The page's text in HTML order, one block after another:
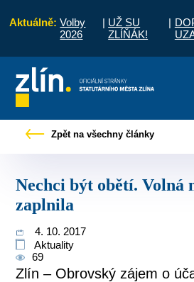
Aktuálně: Volby
2026
| UŽ SU
ZLÍŇÁK!
|
vyřídit Potřebuji
Zpět na všechny články
Nechci být obětí. Volná místa se rychle
zaplnila
4. 10. 2017
Aktuality
69
Zlín – Obrovský zájem o